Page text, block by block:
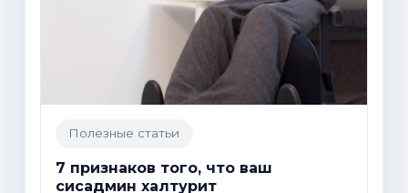
Полезные статьи
7 признаков того, что ваш
сисадмин халтурит